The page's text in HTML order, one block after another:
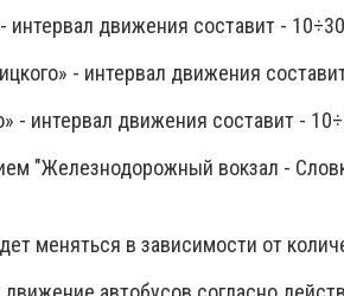
интервал движения составит -
- интервал движения
- интервал движения составит -
"Железнодорожный вокзал -
меняться в зависимости от